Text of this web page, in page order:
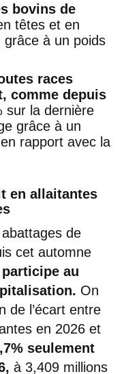
bovins de
têtes et en
à un poids
races
comme depuis
sur la dernière
grâce à un
rapport avec la
en allaitantes
de
cet automne
participe au
On
de l’écart entre
en 2026 et
seulement
à 3,409 millions